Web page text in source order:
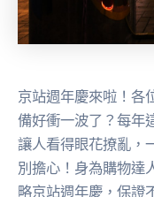
京站週年慶來啦！各
備好衝一波了？每年
讓人看得眼花撩亂，
別擔心！身為購物達
略京站週年慶，保證